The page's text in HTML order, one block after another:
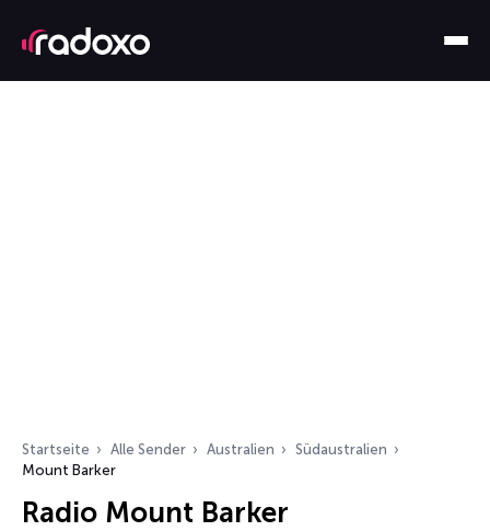
Startseite Alle Sender Australien
Südaustralien
Mount Barker
Radio Mount Barker